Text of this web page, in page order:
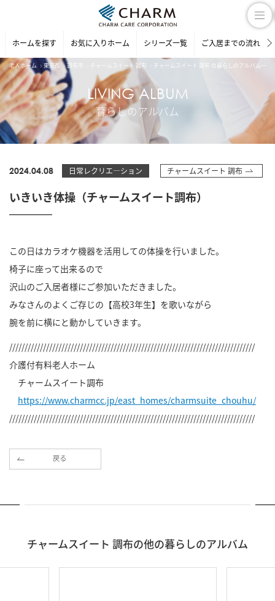
ホームを探す お気に入りホーム シリーズ一覧 ご入居までの流れ
老人ホーム 東京都 調布市 チャームスイート 調布 チャームスイート 調布 の暮らしのアルバム一覧
LIVING ALBUM
暮らしのアルバム
2024.04.08 日常レクリエ―ション チャームスイート 調布
いきいき体操（チャームスイート調布）
この日はカラオケ機器を活用しての体操を行いました。
椅子に座って出来るので
沢山のご入居者様にご参加いただきました。
みなさんのよくご存じの【高校3年生】を歌いながら
腕を前に横にと動かしていきます。
////////////////////////////////////////////////////////////////////////////////
介護付有料老人ホーム
チャームスイート調布
https://www.charmcc.jp/east_homes/charmsuite_chouhu/
////////////////////////////////////////////////////////////////////////////////
戻る
チャームスイート 調布の他の暮らしのアルバム